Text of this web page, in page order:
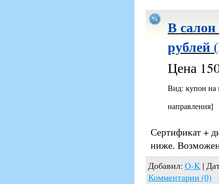
В
рублей
Цена
Вид: купон
направления]
Сертификат +
ниже.
Добавил: O-K |
Комментарии (0)